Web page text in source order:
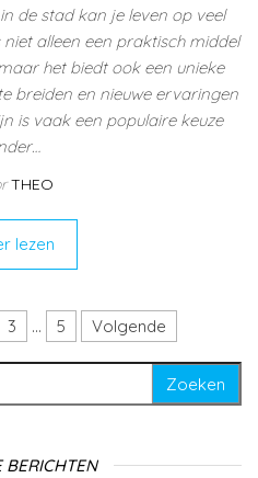
de stad kan je leven op veel
alleen een praktisch middel
het biedt ook een unieke
breiden en nieuwe ervaringen
is vaak een populaire keuze
THEO
lezen
3 … 5 Volgende
BERICHTEN